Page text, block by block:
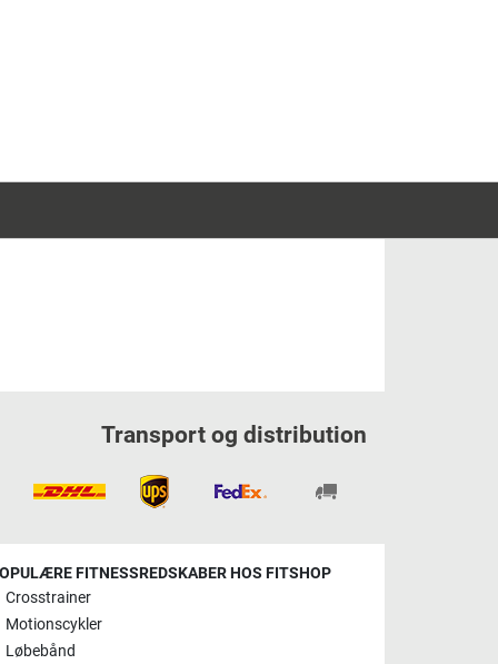
Transport og distribution
FITNESSREDSKABER HOS FITSHOP
Crosstrainer
Motionscykler
Løbebånd